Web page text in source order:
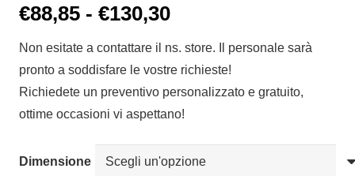
€88,85 - €130,30Fascia
prezzo:
da
€88,85
a
€130,30
Non esitate a contattare il ns. store. Il personale sarà
pronto a soddisfare le vostre richieste!
Richiedete un preventivo personalizzato e gratuito,
ottime occasioni vi aspettano!
Dimensione